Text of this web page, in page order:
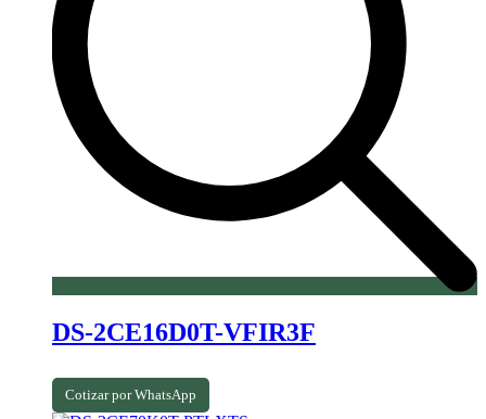
DS-2CE16D0T-VFIR3F
Cotizar por WhatsApp